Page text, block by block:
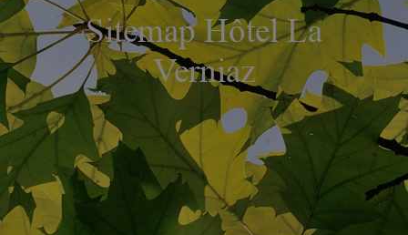
Sitemap Hôtel La
Verniaz